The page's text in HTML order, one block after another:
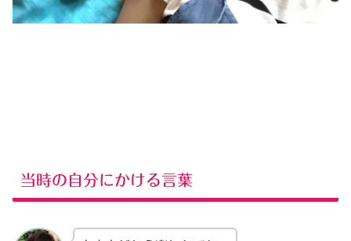
当時の自分にかける言葉